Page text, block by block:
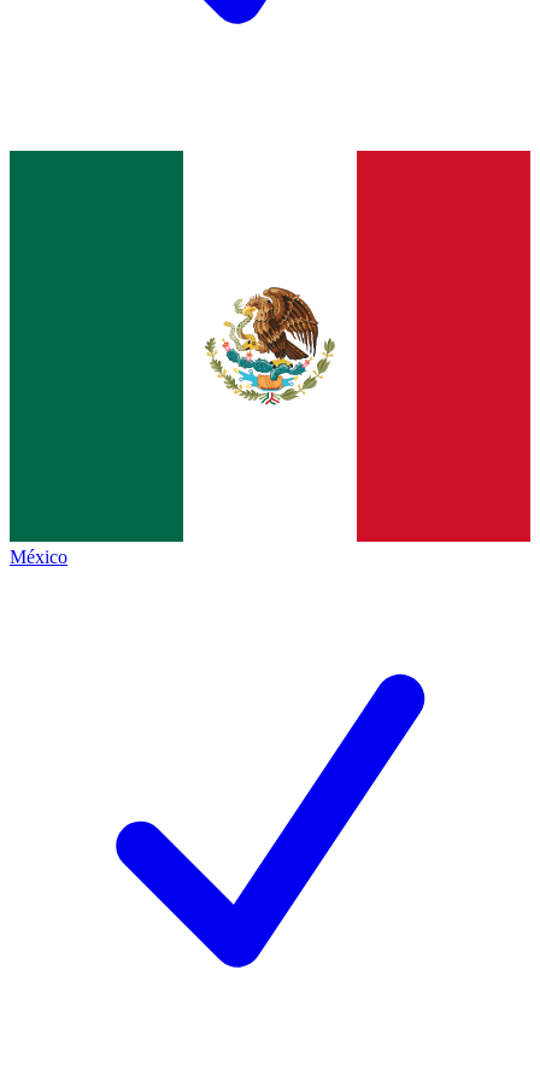
México